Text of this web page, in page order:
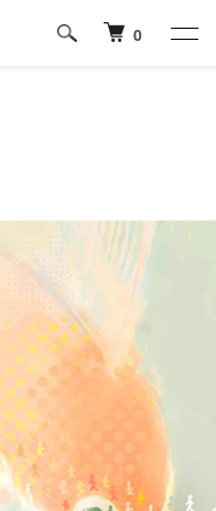
0